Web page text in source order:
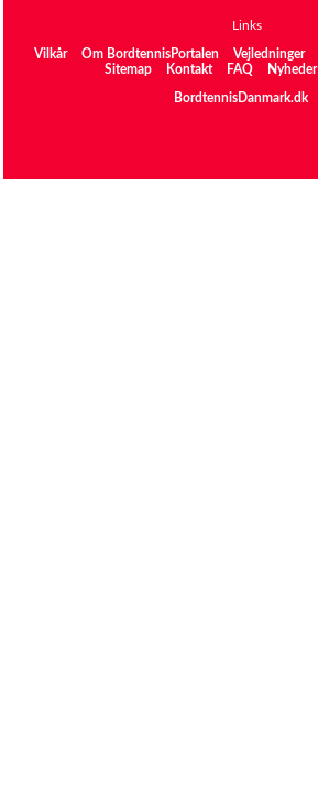
Links
Vilkår Om BordtennisPortalen Vejledninger
Sitemap
Kontakt FAQ Nyheder
BordtennisDanmark.dk